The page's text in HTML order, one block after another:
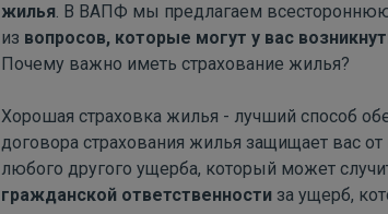
жилья. В ВАПФ мы предлагаем ​​всестороннюю
из вопросов, которые могут у вас
Почему важно иметь страхование жилья?
Хорошая страховка жилья - лучший способ
договора страхования жилья защищает вас
любого другого ущерба, который может
гражданской ответственности за ущерб,